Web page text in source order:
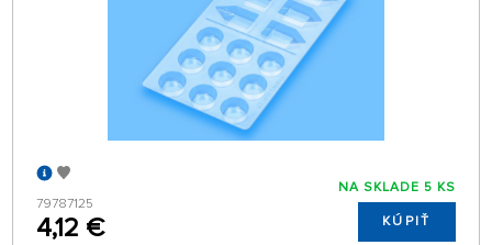
79787125
4,12 €
NA SKLADE 5 KS
KÚPIŤ